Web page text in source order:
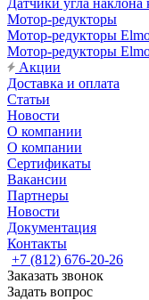
Датчики угла наклона
Мотор-редукторы
Мотор-редукторы
Мотор-редукторы
Акции
Доставка и оплата
Статьи
Новости
О компании
О компании
Сертификаты
Вакансии
Партнеры
Новости
Документация
Контакты
+7 (812) 676-20-26
Заказать звонок
Задать вопрос